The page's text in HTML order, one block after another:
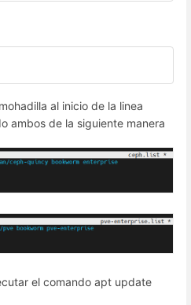
al inicio de la linea
ambos de la siguiente manera
el comando apt update